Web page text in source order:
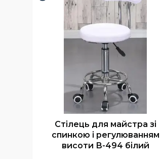
Стілець для майстра зі
спинкою і регулюванням
висоти В-494 білий